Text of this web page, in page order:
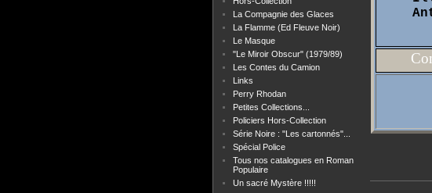
La Compagnie des Glaces
La Flamme (Ed Fleuve Noir)
Le Masque
"Le Miroir Obscur" (1979/89)
Les Contes du Camion
Links
Perry Rhodan
Petites Collections...
Policiers Hors-Collection
Série Noire : "Les cartonnés"...
Spécial Police
Tous nos catalogues en Roman
Populaire
Un sacré Mystère !!!!!